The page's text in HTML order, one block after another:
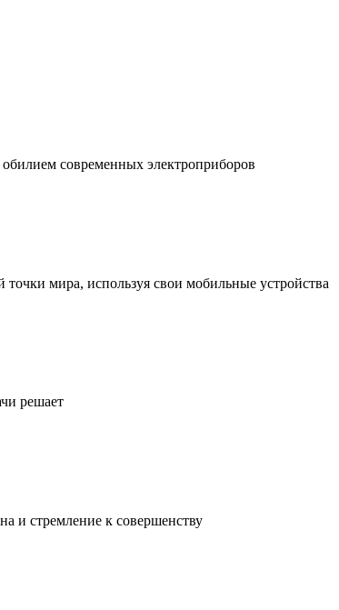
современных электроприборов
мира, используя свои мобильные устройства
решает
и стремление к совершенству